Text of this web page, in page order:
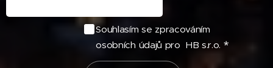
Souhlasím se zpracováním
osobních údajů pro HB s.r.o.